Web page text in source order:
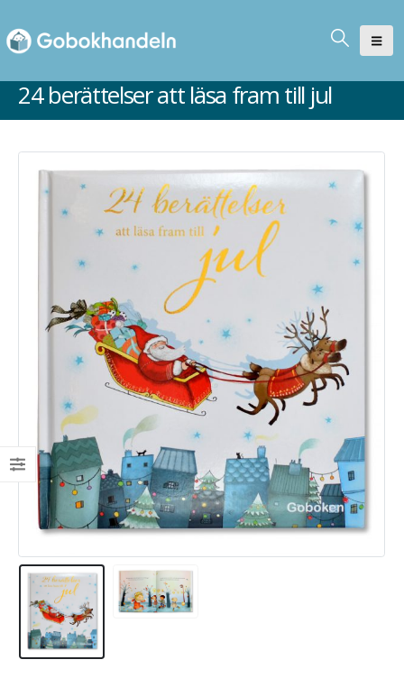
24 berättelser att läsa fram till jul